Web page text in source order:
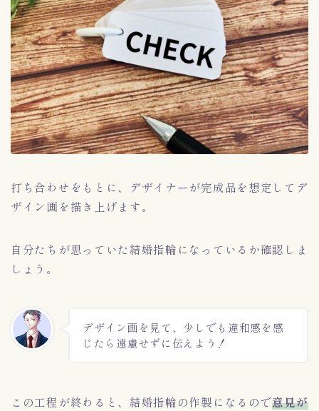
打ち合わせをもとに、デザイナーが完成品を想定してデ
ザイン画を描き上げます。
自分たちが思っていた結婚指輪になっているか確認しま
しょう。
デザイン画を見て、少しでも違和感を感
じたら遠慮せずに伝えよう！
この工程が終わると、結婚指輪の作製になるので意見が